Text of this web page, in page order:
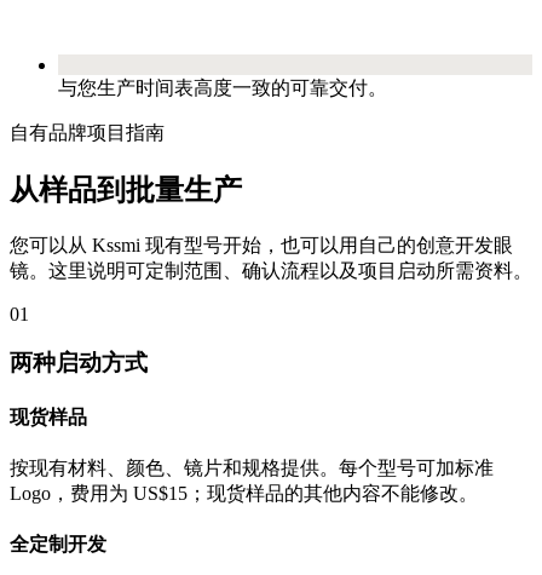
与您生产时间表高度一致的可靠交付。
自有品牌项目指南
从样品到批量生产
您可以从 Kssmi 现有型号开始，也可以用自己的创意开发眼
镜。这里说明可定制范围、确认流程以及项目启动所需资料。
01
两种启动方式
现货样品
按现有材料、颜色、镜片和规格提供。每个型号可加标准
Logo，费用为 US$15；现货样品的其他内容不能修改。
全定制开发